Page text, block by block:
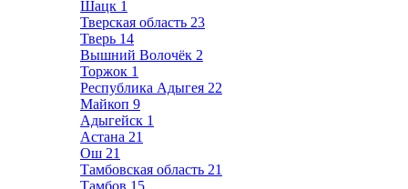
Шацк 1
Тверская область 23
Тверь 14
Вышний Волочёк 2
Торжок 1
Республика Адыгея 22
Майкоп 9
Адыгейск 1
Астана 21
Ош 21
Тамбовская область 21
Тамбов 15